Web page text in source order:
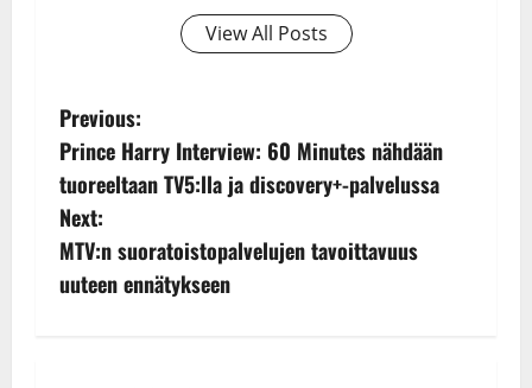
View All Posts
P
o
s
t
Previous:
Prince Harry Interview: 60 Minutes nähdään
tuoreeltaan TV5:lla ja discovery+-palvelussa
Next:
MTV:n suoratoistopalvelujen tavoittavuus
uuteen ennätykseen